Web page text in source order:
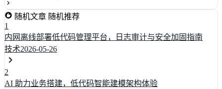
随机文章 随机推荐
1
内网离线部署低代码管理平台，日志审计与安全加固指南
技术2026-05-26
2
AI 助力业务搭建，低代码智能建模架构体验